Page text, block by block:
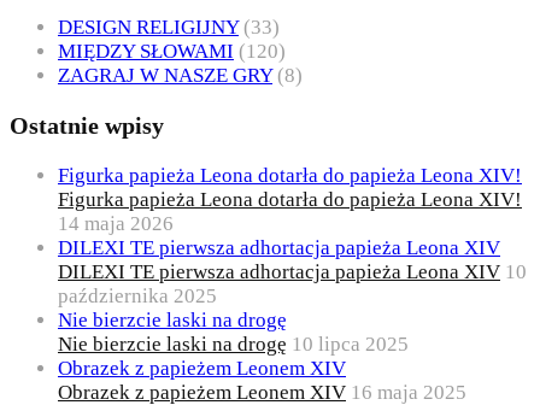
DESIGN RELIGIJNY(33)
MIĘDZY SŁOWAMI (120)
ZAGRAJ W NASZE GRY(8)
Ostatnie wpisy
Figurka papieża Leona dotarła do papieża Leona XIV!
Figurka papieża Leona dotarła do papieża Leona XIV!
14 maja 2026
DILEXI TE pierwsza adhortacja papieża Leona XIV
DILEXI TE pierwsza adhortacja papieża Leona XIV 10
października 2025
Nie bierzcie laski na drogę
Nie bierzcie laski na drogę 10 lipca 2025
Obrazek z papieżem Leonem XIV
Obrazek z papieżem Leonem XIV 16 maja 2025